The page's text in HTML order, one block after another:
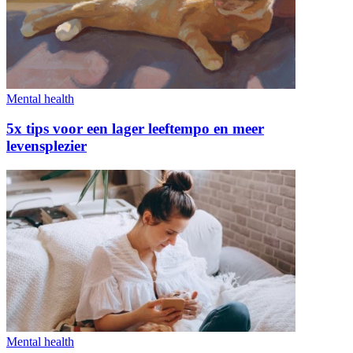
Mental health
5x tips voor een lager leeftempo en meer
levensplezier
Mental health